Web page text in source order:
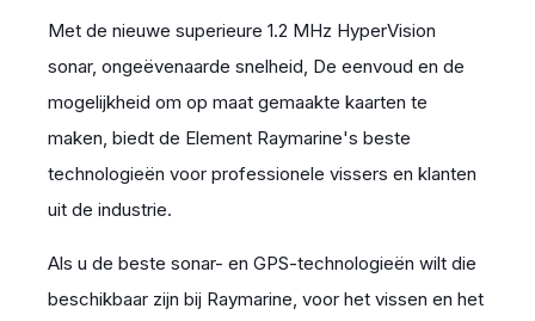
Met de nieuwe superieure 1.2 MHz HyperVision
sonar, ongeëvenaarde snelheid, De eenvoud en de
mogelijkheid om op maat gemaakte kaarten te
maken, biedt de Element Raymarine's beste
technologieën voor professionele vissers en klanten
uit de industrie.
Als u de beste sonar- en GPS-technologieën wilt die
beschikbaar zijn bij Raymarine, voor het vissen en het